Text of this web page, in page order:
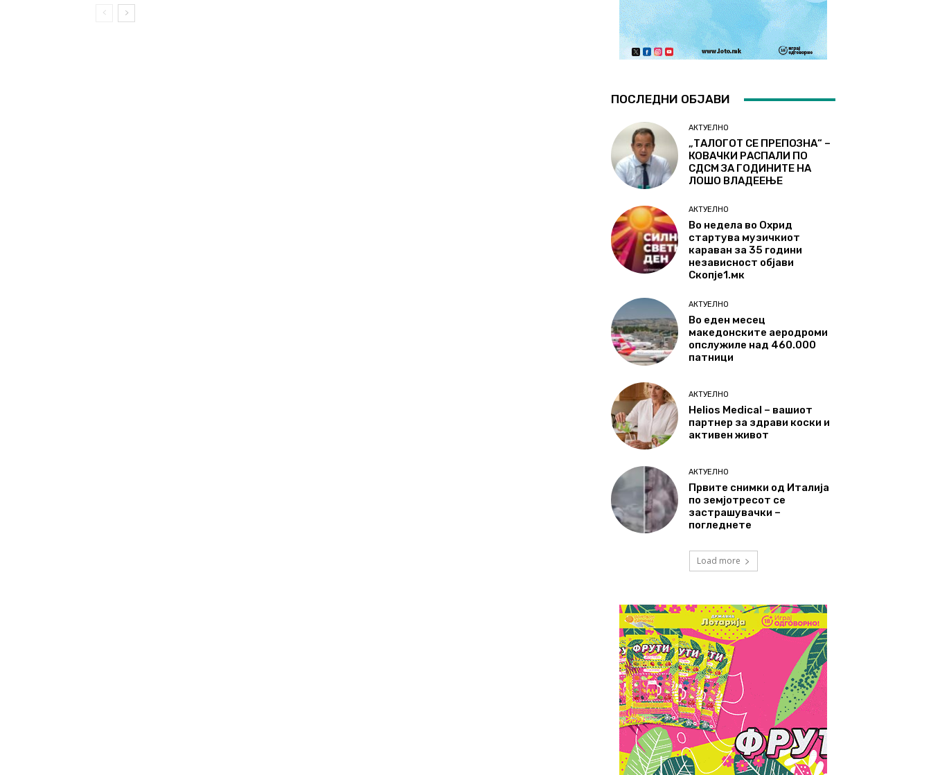
ПОСЛЕДНИ ОБЈАВИ
АКТУЕЛНО
„ТАЛОГОТ СЕ ПРЕПОЗНА“ –
КОВАЧКИ РАСПАЛИ ПО
СДСМ ЗА ГОДИНИТЕ НА
ЛОШО ВЛАДЕЕЊЕ
АКТУЕЛНО
Во недела во Охрид
стартува музичкиот
караван за 35 години
независност објави
Скопје1.мк
АКТУЕЛНО
Во еден месец
македонските аеродроми
опслужиле над 460.000
патници
АКТУЕЛНО
Helios Medical – вашиот
партнер за здрави коски и
активен живот
АКТУЕЛНО
Првите снимки од Италија
по земјотресот се
застрашувачки –
погледнете
Load more